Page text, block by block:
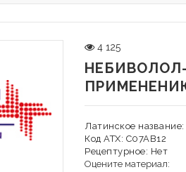
4 125
Латинское
Код АТХ: C07AB12
Рецептурное: Нет
Оцените материал: